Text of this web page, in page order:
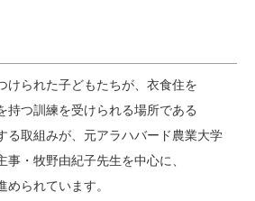
られた子どもたちが、衣食住を
持つ訓練を受けられる場所である
る取組みが、元アラハバード農業大学
事・牧野由紀子先生を中心に、
られています。